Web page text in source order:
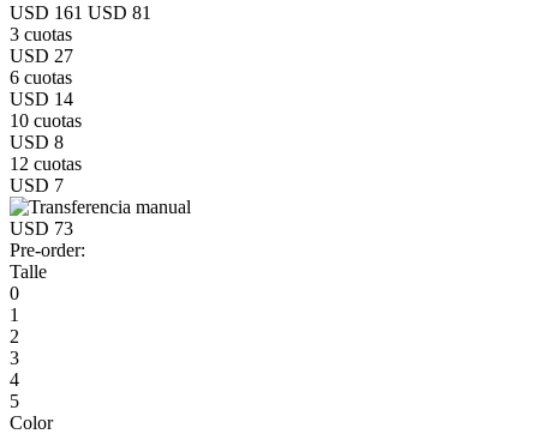
USD 161 USD 81
3 cuotas
USD 27
6 cuotas
USD 14
10 cuotas
USD 8
12 cuotas
USD 7
USD 73
Pre-order:
Talle
0
1
2
3
4
5
Color